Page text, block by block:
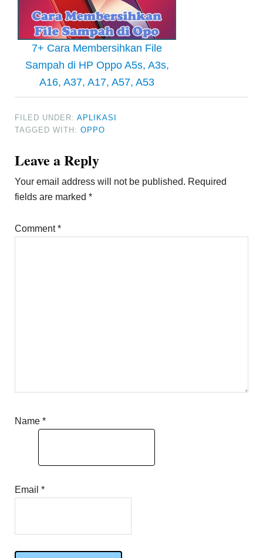
7+ Cara Membersihkan File
Sampah di HP Oppo A5s, A3s,
A16, A37, A17, A57, A53
FILED UNDER:APLIKASI
TAGGED WITH:OPPO
Reader
Interactions
Leave a Reply
Your email address will not be published. Required
fields are marked*
Comment*
Name*
Email*